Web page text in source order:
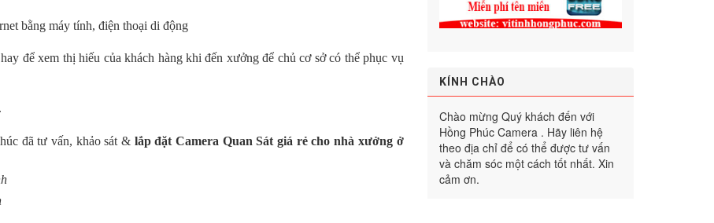
bằng máy tính, điện thoại di động
để xem thị hiếu của khách hàng khi đến xưởng để chủ cơ sở có thể phục vụ
đã tư vấn, khảo sát & lắp đặt Camera Quan Sát giá rẻ cho nhà xưởng ở
KÍNH CHÀO
Chào mừng Quý khách đến với
Hồng Phúc Camera . Hãy liên hệ
theo địa chỉ để có thể được tư vấn
và chăm sóc một cách tốt nhất. Xin
cảm ơn.